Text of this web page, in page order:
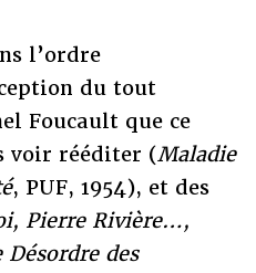
l’ordre
du tout
Foucault que ce
voir rééditer (Maladie
, PUF, 1954), et des
Pierre Rivière…,
des